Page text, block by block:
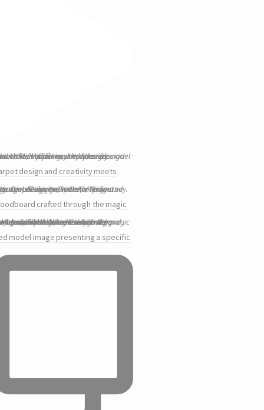
design and creativity meets
crafted through the magic
model image presenting a specific